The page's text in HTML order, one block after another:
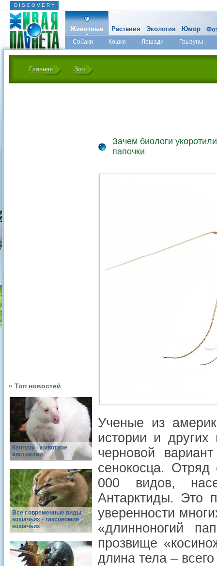
D I S C O V E R Y
Животные
Собаки Кошки Лошади
Грызуны
Микромир
Растения Экология Юмор
Главная Зоо
Топ новостей
Кенгуру - животное
австралии
Все современные виды
кошачьих - таксономия
кошачьих
Зачем биологи
папочки
Ученые из
истории и
черновой
сенокосца. Отряд
000 видов,
Антарктиды. Это
уверенности
«длинноногий
прозвище
длина тела –